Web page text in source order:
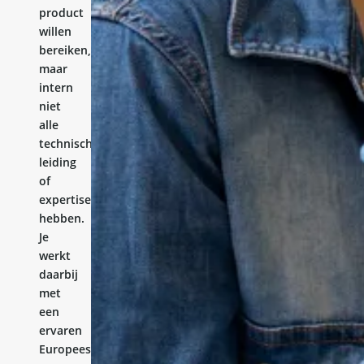
product
willen
bereiken,
maar
intern
niet
alle
technische
leiding
of
expertise
hebben.
Je
werkt
daarbij
met
een
ervaren
Europees